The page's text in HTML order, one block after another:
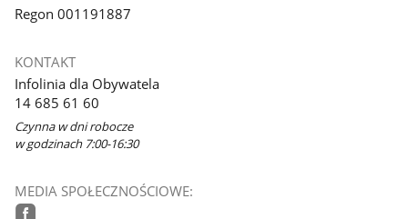
Regon 001191887
KONTAKT
Infolinia dla Obywatela
14 685 61 60
Czynna w dni robocze
w godzinach 7:00-16:30
MEDIA SPOŁECZNOŚCIOWE: